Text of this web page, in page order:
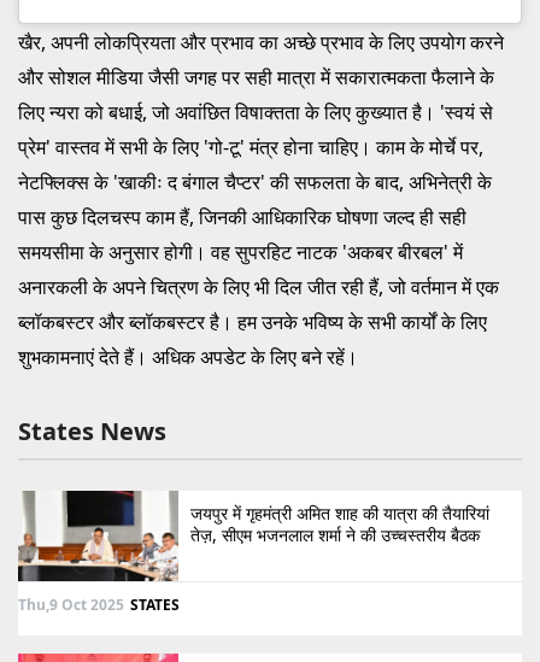
खैर, अपनी लोकप्रियता और प्रभाव का अच्छे प्रभाव के लिए उपयोग करने
और सोशल मीडिया जैसी जगह पर सही मात्रा में सकारात्मकता फैलाने के
लिए न्यरा को बधाई, जो अवांछित विषाक्तता के लिए कुख्यात है। 'स्वयं से
प्रेम' वास्तव में सभी के लिए 'गो-टू' मंत्र होना चाहिए। काम के मोर्चे पर,
नेटफ्लिक्स के 'खाकीः द बंगाल चैप्टर' की सफलता के बाद, अभिनेत्री के
पास कुछ दिलचस्प काम हैं, जिनकी आधिकारिक घोषणा जल्द ही सही
समयसीमा के अनुसार होगी। वह सुपरहिट नाटक 'अकबर बीरबल' में
अनारकली के अपने चित्रण के लिए भी दिल जीत रही हैं, जो वर्तमान में एक
ब्लॉकबस्टर और ब्लॉकबस्टर है। हम उनके भविष्य के सभी कार्यों के लिए
शुभकामनाएं देते हैं। अधिक अपडेट के लिए बने रहें।
States News
जयपुर में गृहमंत्री अमित शाह की यात्रा की तैयारियां
तेज़, सीएम भजनलाल शर्मा ने की उच्चस्तरीय बैठक
Thu,9 Oct 2025 STATES